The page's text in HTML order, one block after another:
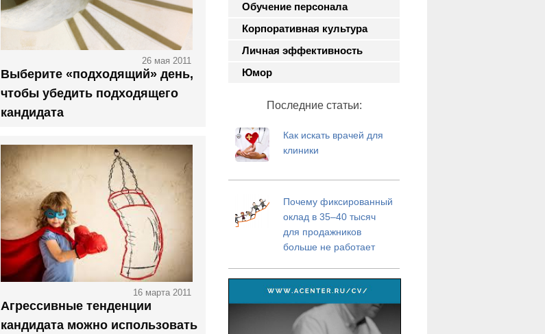
Обучение персонала
Корпоративная культура
Личная эффективность
Юмор
Последние статьи:
Как искать врачей для
клиники
Почему фиксированный
оклад в 35–40 тысяч
для продажников
больше не работает
26 мая 2011
Выберите «подходящий» день,
чтобы убедить подходящего
кандидата
16 марта 2011
Агрессивные тенденции
кандидата можно использовать